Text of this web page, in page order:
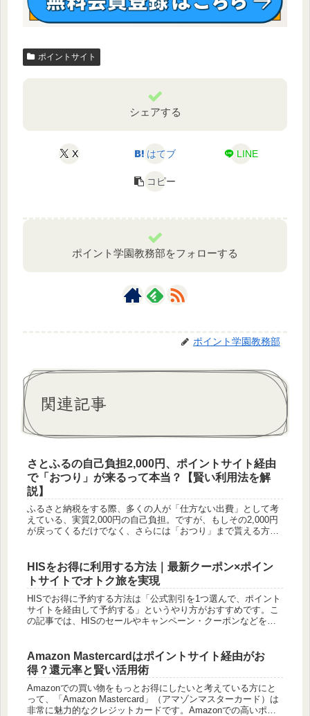
ポイントサイト
シェアする
X はてブ LINE
コピー
ポイント学園教務部をフォローする
ポイント学園教務部
関連記事
さとふるの自己負担2,000円、ポイントサイト経由
で「おつり」が来るって本当？【賢い利用法を解
説】
ふるさと納税をする際、多くの人が「仕方ない出費」として考
えている、実質2,000円の自己負担。ですが、もしその2,000円
が戻ってくるだけでなく、さらには「おつり」まで貰える方法
HISをお得に利用する方法｜最新クーポン×ポイン
トサイトでオトク旅を実現
HISでお得に予約する方法は「公式割引を1つ選んで、ポイント
サイトを経由して予約する」というやり方がおすすめです。こ
の記事では、HISのセールやキャンペーン・クーポンなどをま
Amazon Mastercardはポイントサイト経由がお
得？還元率と賢い活用術
Amazonでの買い物をもっとお得にしたいと考えている方にと
って、「Amazon Mastercard」（アマゾンマスターカード）は
非常に魅力的なクレジットカードです。Amazonでの高いポイ